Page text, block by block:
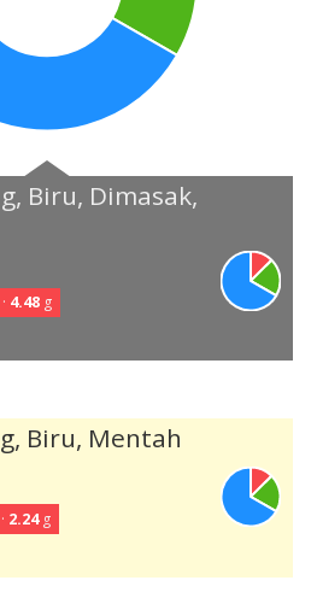
Biru, Dimasak,
4.48g
Biru, Mentah
2.24g